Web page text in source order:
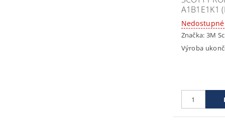
A1B1E1K1
Nedostupné
Značka:3M
Výroba